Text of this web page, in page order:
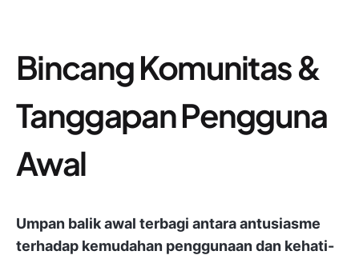
Bincang Komunitas &
Tanggapan Pengguna
Awal
Umpan balik awal terbagi antara antusiasme
terhadap kemudahan penggunaan dan kehati-